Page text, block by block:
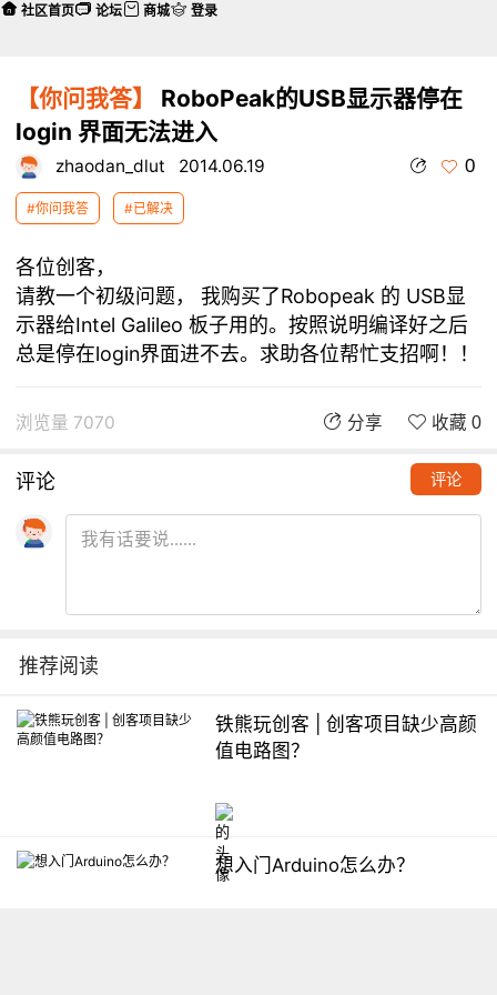
【你问我答】
RoboPeak的USB显示器停在
login 界面无法进入
zhaodan_dlut 2014.06.19 0
#你问我答 #已解决
各位创客，
请教一个初级问题， 我购买了Robopeak 的 USB显
示器给Intel Galileo 板子用的。按照说明编译好之后
总是停在login界面进不去。求助各位帮忙支招啊！！
浏览量 7070 分享 收藏 0
评论 评论
推荐阅读
铁熊玩创客 | 创客项目缺少高颜
值电路图？
想入门Arduino怎么办？
社区首页 论坛 商城 登录